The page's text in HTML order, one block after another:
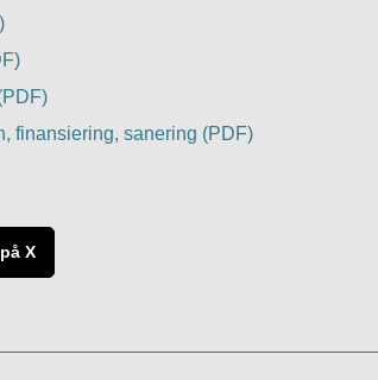
finansiering, sanering (PDF)
X